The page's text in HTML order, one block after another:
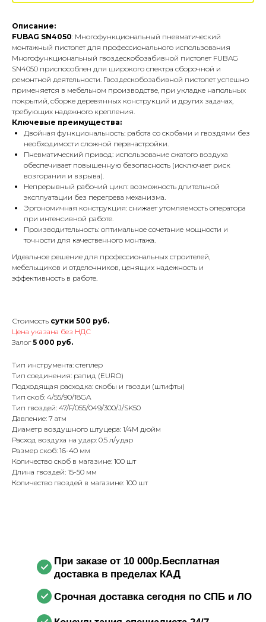
Описание:
FUBAG SN4050: Многофункциональный пневматический
монтажный пистолет для профессионального использования
Многофункциональный гвоздескобозабивной пистолет FUBAG
SN4050 приспособлен для широкого спектра сборочной и
ремонтной деятельности. Гвоздескобозабивной пистолет успешно
применяется в мебельном производстве, при укладке напольных
покрытий, сборке деревянных конструкций и других задачах,
требующих надежного крепления.
Ключевые преимущества:
Двойная функциональность: работа со скобами и гвоздями без
необходимости сложной перенастройки.
Пневматический привод: использование сжатого воздуха
обеспечивает повышенную безопасность (исключает риск
возгорания и взрыва).
Непрерывный рабочий цикл: возможность длительной
эксплуатации без перегрева механизма.
Эргономичная конструкция: снижает утомляемость оператора
при интенсивной работе.
Производительность: оптимальное сочетание мощности и
точности для качественного монтажа.
Идеальное решение для профессиональных строителей,
мебельщиков и отделочников, ценящих надежность и
эффективность в работе.
Стоимость сутки 500 руб.
Цена указана без НДС
Залог5 000 руб.
Тип инструмента: степлер
Тип соединения: рапид (EURO)
Подходящая расходка: скобы и гвозди (штифты)
Тип скоб: 4/55/90/18GA
Тип гвоздей: 47/F/055/049/300/J/SK50
Давление: 7 атм
Диаметр воздушного штуцера: 1/4М дюйм
Расход воздуха на удар: 0.5 л/удар
Размер скоб: 16-40 мм
Количество скоб в магазине: 100 шт
Длина гвоздей: 15-50 мм
Количество гвоздей в магазине: 100 шт
При заказе от 10 000р.Бесплатная
доставка в пределах КАД
Срочная доставка сегодня по СПБ и ЛО